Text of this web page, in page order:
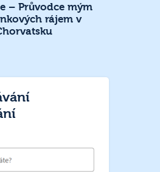
– Průvodce mým
rájem v